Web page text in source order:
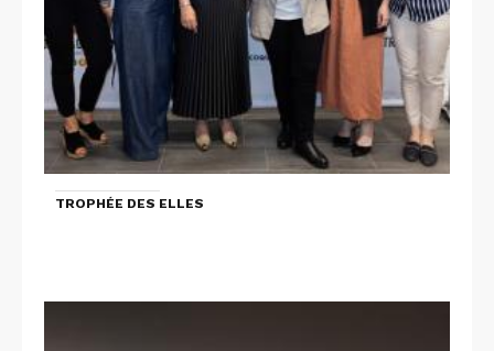
TROPHÉE DES ELLES